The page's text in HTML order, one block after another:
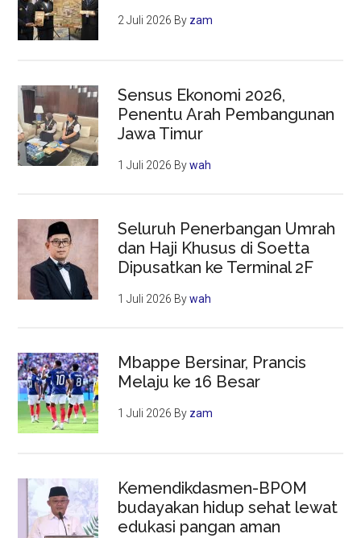
2 Juli 2026 By zam
Sensus Ekonomi 2026,
Penentu Arah Pembangunan
Jawa Timur
1 Juli 2026 Bywah
Seluruh Penerbangan Umrah
dan Haji Khusus di Soetta
Dipusatkan ke Terminal 2F
1 Juli 2026 Bywah
Mbappe Bersinar, Prancis
Melaju ke 16 Besar
1 Juli 2026 By zam
Kemendikdasmen-BPOM
budayakan hidup sehat lewat
edukasi pangan aman